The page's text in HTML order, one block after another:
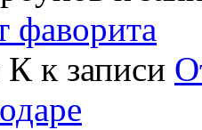
фаворита
К к записи